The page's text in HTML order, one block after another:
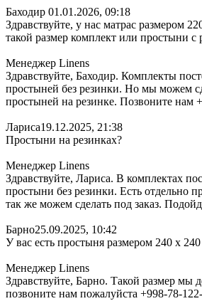
Баходир 01.01.2026, 09:18
Здравствуйте, у нас матрас размером
такой размер комплект или простыни с
Менеджер Linens
Здравствуйте, Баходир. Комплекты
простыней без резинки. Но мы можем
простыней на резинке. Позвоните нам
Лариса19.12.2025, 21:38
Простыни на резинках?
Менеджер Linens
Здравствуйте, Лариса. В комплектах
простыни без резинки. Есть отдельно
так же можем сделать под заказ.
Барно25.09.2025, 10:42
У вас есть простыня размером 240 х 240
Менеджер Linens
Здравствуйте, Барно. Такой размер мы
позвоните нам пожалуйста +998-78-